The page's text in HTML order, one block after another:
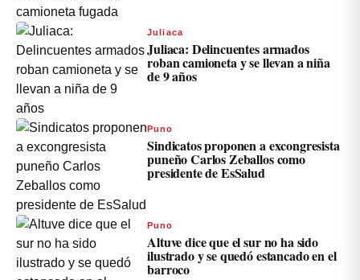
Juliaca
Juliaca: Delincuentes armados
roban camioneta y se llevan a niña
de 9 años
Puno
Sindicatos proponen a excongresista
puneño Carlos Zeballos como
presidente de EsSalud
Puno
Altuve dice que el sur no ha sido
ilustrado y se quedó estancado en el
barroco